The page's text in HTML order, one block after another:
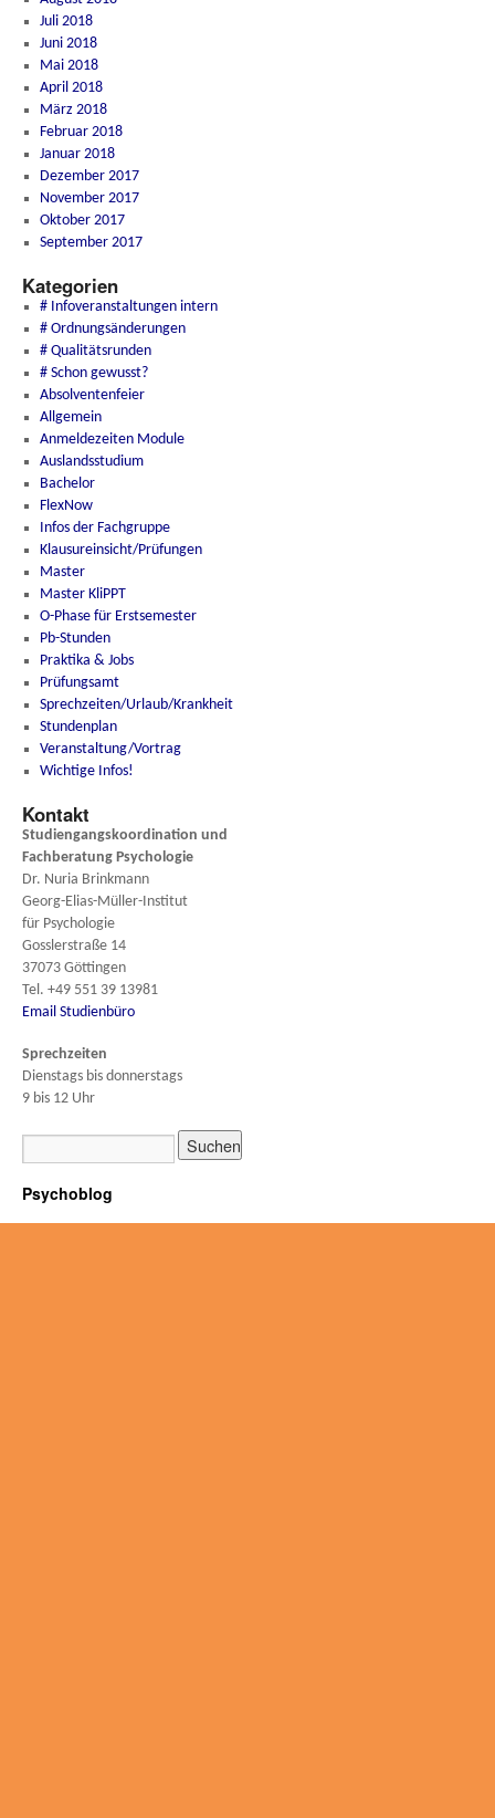
Juli 2018
Juni 2018
Mai 2018
April 2018
März 2018
Februar 2018
Januar 2018
Dezember 2017
November 2017
Oktober 2017
September 2017
Kategorien
# Infoveranstaltungen intern
# Ordnungsänderungen
# Qualitätsrunden
# Schon gewusst?
Absolventenfeier
Allgemein
Anmeldezeiten Module
Auslandsstudium
Bachelor
FlexNow
Infos der Fachgruppe
Klausureinsicht/Prüfungen
Master
Master KliPPT
O-Phase für Erstsemester
Pb-Stunden
Praktika & Jobs
Prüfungsamt
Sprechzeiten/Urlaub/Krankheit
Stundenplan
Veranstaltung/Vortrag
Wichtige Infos!
Kontakt
Studiengangskoordination und
Fachberatung Psychologie
Dr. Nuria Brinkmann
Georg-Elias-Müller-Institut
für Psychologie
Gosslerstraße 14
37073 Göttingen
Tel. +49 551 39 13981
Email Studienbüro
Sprechzeiten
Dienstags bis donnerstags
9 bis 12 Uhr
Psychoblog